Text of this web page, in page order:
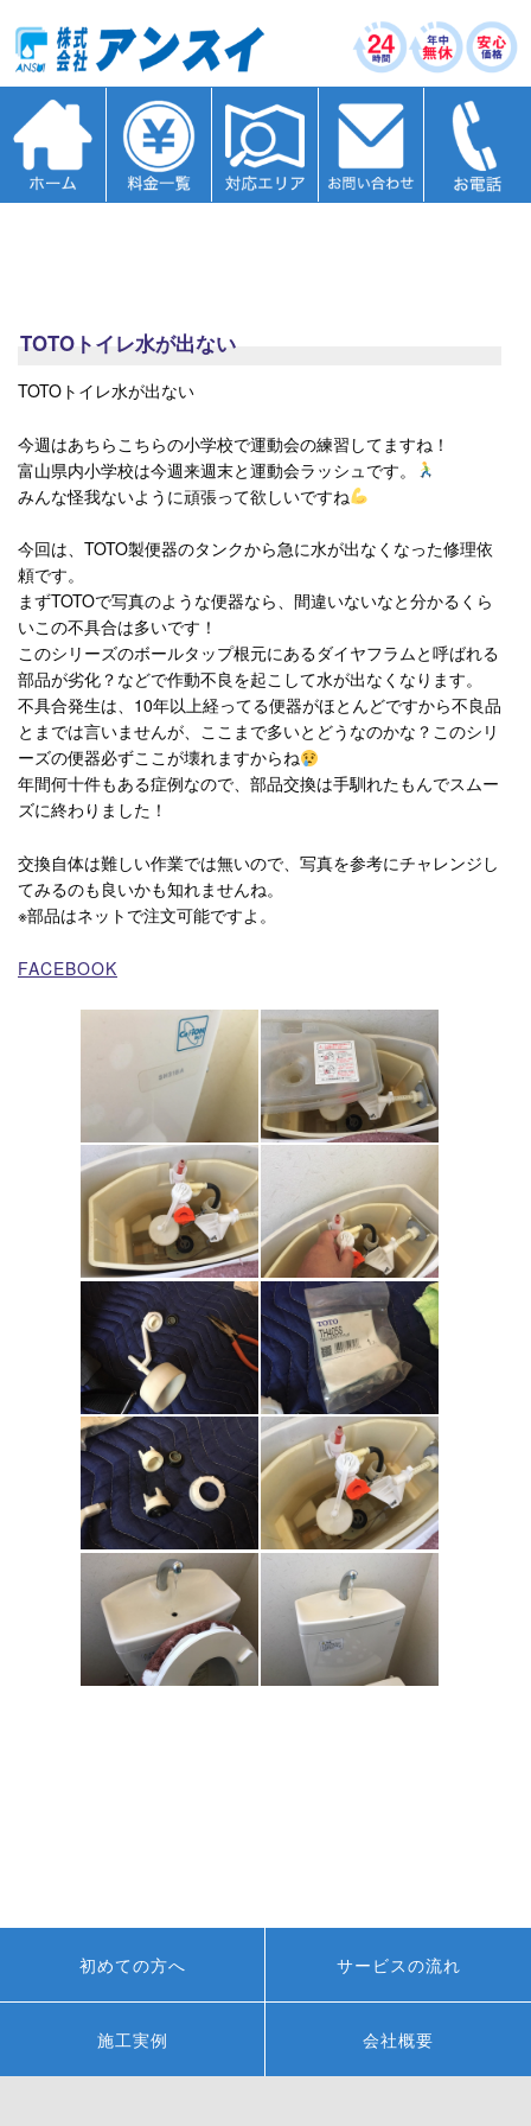
TOTOトイレ水が出ない
TOTOトイレ水が出ない
今週はあちらこちらの小学校で運動会の練習してますね！
富山県内小学校は今週来週末と運動会ラッシュです。
みんな怪我ないように頑張って欲しいですね
今回は、TOTO製便器のタンクから急に水が出なくなった修理依
頼です。
まずTOTOで写真のような便器なら、間違いないなと分かるくら
いこの不具合は多いです！
このシリーズのボールタップ根元にあるダイヤフラムと呼ばれる
部品が劣化？などで作動不良を起こして水が出なくなります。
不具合発生は、10年以上経ってる便器がほとんどですから不良品
とまでは言いませんが、ここまで多いとどうなのかな？このシリ
ーズの便器必ずここが壊れますからね
年間何十件もある症例なので、部品交換は手馴れたもんでスムー
ズに終わりました！
交換自体は難しい作業では無いので、写真を参考にチャレンジし
てみるのも良いかも知れませんね。
※部品はネットで注文可能ですよ。
FACEBOOK
初めての方へ サービスの流れ
施工実例 会社概要